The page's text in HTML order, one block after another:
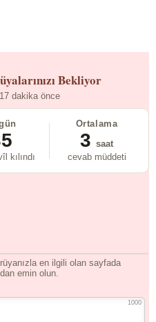
Bekliyor
dakika önce
kılındı
Ortalama
3 saat
cevab müddeti
en ilgili olan sayfada
emin olun.
1000